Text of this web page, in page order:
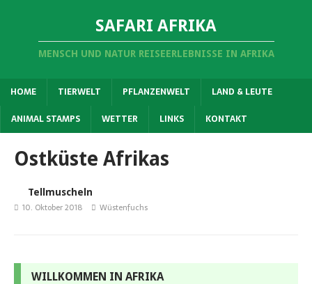
SAFARI AFRIKA
MENSCH UND NATUR REISEERLEBNISSE IN AFRIKA
HOME TIERWELT PFLANZENWELT
LAND & LEUTE
ANIMAL STAMPS
WETTER LINKS KONTAKT
Ostküste Afrikas
Tellmuscheln
10. Oktober 2018 Wüstenfuchs
WILLKOMMEN IN AFRIKA